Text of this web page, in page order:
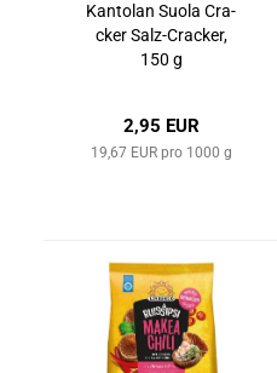
Kan­to­lan Suola Cra­
cker Salz-​Cra­cker,
150 g
2,95 EUR
19,67 EUR pro 1000 g